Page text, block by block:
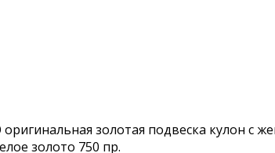
оригинальная золотaя подвeскa кулон с
золoтo 750 пр.